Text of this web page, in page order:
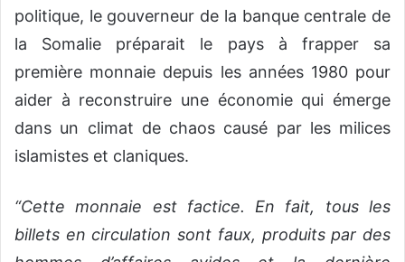
politique, le gouverneur de la banque centrale de
la Somalie préparait le pays à frapper sa
première monnaie depuis les années 1980 pour
aider à reconstruire une économie qui émerge
dans un climat de chaos causé par les milices
islamistes et claniques.
“Cette monnaie est factice. En fait, tous les
billets en circulation sont faux, produits par des